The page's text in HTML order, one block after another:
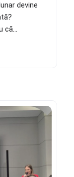
devine
că...